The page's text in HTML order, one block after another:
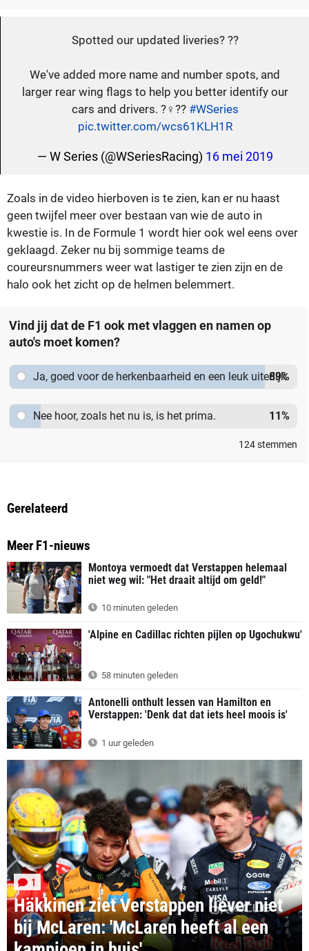
Spotted our updated liveries? ?️?
We've added more name and number spots, and
larger rear wing flags to help you better identify our
cars and drivers. ?️‍♀️?? #WSeries
pic.twitter.com/wcs61KLH1R
— W Series (@WSeriesRacing) 16 mei 2019
Zoals in de video hierboven is te zien, kan er nu haast
geen twijfel meer over bestaan van wie de auto in
kwestie is. In de Formule 1 wordt hier ook wel eens over
geklaagd. Zeker nu bij sommige teams de
coureursnummers weer wat lastiger te zien zijn en de
halo ook het zicht op de helmen belemmert.
Vind jij dat de F1 ook met vlaggen en namen op
auto's moet komen?
Ja, goed voor de herkenbaarheid en een leuk uiterlijk
89%
Nee hoor, zoals het nu is, is het prima. 11%
124stemmen
Gerelateerd
Meer F1-nieuws
Montoya vermoedt dat Verstappen helemaal
niet weg wil: "Het draait altijd om geld!"
10 minuten geleden
'Alpine en Cadillac richten pijlen op Ugochukwu'
58 minuten geleden
Antonelli onthult lessen van Hamilton en
Verstappen: 'Denk dat dat iets heel moois is'
1 uur geleden
Häkkinen ziet Verstappen liever niet
bij McLaren: 'McLaren heeft al een
1